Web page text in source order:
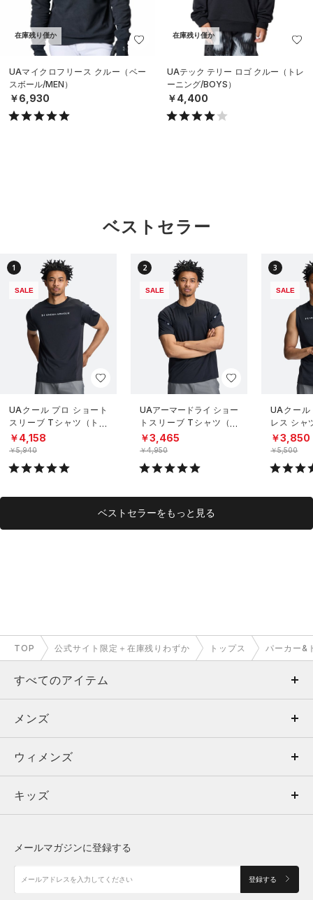
在庫残り僅か
UAマイクロフリース クルー（ベー
スボール/MEN）
￥6,930
在庫残り僅か
UAテック テリー ロゴ クルー（トレ
ーニング/BOYS）
￥4,400
ベストセラー
1
SALE
UAクール プロ ショート
スリーブ Tシャツ（トレ
ーニング/MEN）
￥4,158
￥5,940
2
SALE
UAアーマードライ ショー
トスリーブ Tシャツ（ト
レーニング/MEN）
￥3,465
￥4,950
3
SALE
UAクール
レス シャ
グ/MEN）
￥3,850
￥5,500
ベストセラーをもっと見る
TOP 公式サイト限定＋在庫残りわずか トップス パーカー&
すべてのアイテム
メンズ
ウィメンズ
キッズ
アクセサリー
メンズ
トップス
ボトムス
アクセサリー
ウィメンズ
トップス
シューズ
キッズ
メールマガジンに登録する
登録する